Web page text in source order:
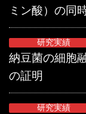
ミン酸）の同
研究実績
納豆菌の細胞
の証明
研究実績